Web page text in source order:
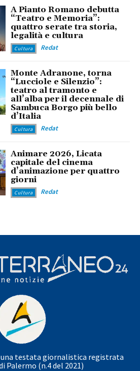
A Pianto Romano debutta
“Teatro e Memoria”:
quattro serate tra storia,
legalità e cultura
Cultura Redat
Monte Adranone, torna
“Lucciole e Silenzio”:
teatro al tramonto e
all’alba per il decennale di
Sambuca Borgo più bello
d’Italia
Cultura Redat
Animare 2026, Licata
capitale del cinema
d’animazione per quattro
giorni
Cultura Redat
una testata giornalistica registrata
Palermo (n.4 del 2021)